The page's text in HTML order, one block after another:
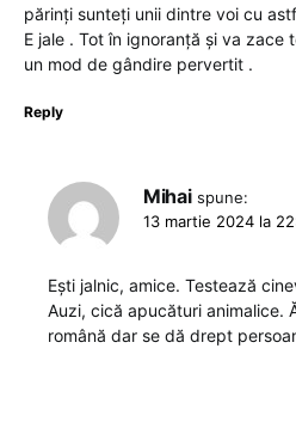
părinți sunteți unii dintre voi cu
E jale . Tot în ignoranță și va zace
un mod de gândire pervertit .
Reply
Mihai spune:
13 martie 2024 la
Ești jalnic, amice. Testează
Auzi, cică apucături animalice.
română dar se dă drept